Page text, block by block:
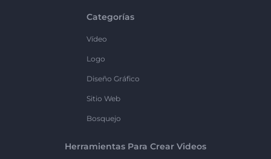
Categorías
Vídeo
Logo
Diseño Gráfico
Sitio Web
Bosquejo
Herramientas Para Crear Videos